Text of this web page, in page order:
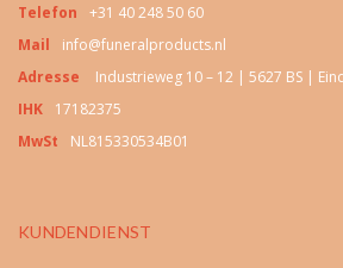
Telefon
+31 40 248 50 60
Mail
info@funeralproducts.nl
Adresse
Industrieweg 10 – 12 | 5627 BS |
IHK
17182375
MwSt
NL815330534B01
KUNDENDIENST